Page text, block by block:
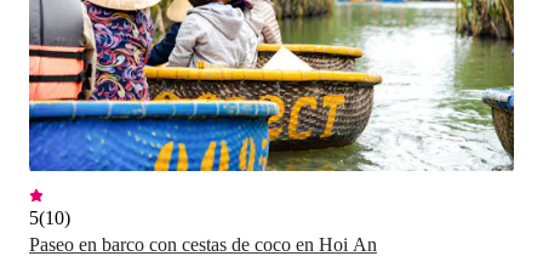
Paseo en barco con cestas de coco en Hoi An
5(10)